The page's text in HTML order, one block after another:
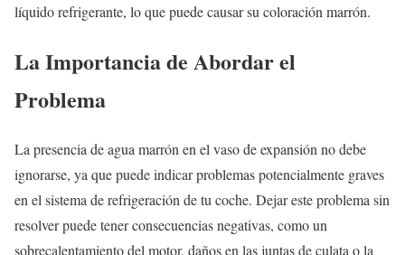
líquido refrigerante, lo que puede causar su coloración marrón.
La Importancia de Abordar el
Problema
La presencia de agua marrón en el vaso de expansión no debe
ignorarse, ya que puede indicar problemas potencialmente graves
en el sistema de refrigeración de tu coche. Dejar este problema sin
resolver puede tener consecuencias negativas, como un
sobrecalentamiento del motor, daños en las juntas de culata o la